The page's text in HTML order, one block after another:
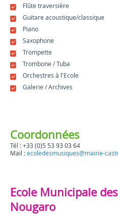
Flûte traversière
Guitare acoustique/classique
Piano
Saxophone
Trompette
Trombone / Tuba
Orchestres à l'Ecole
Galerie / Archives
Coordonnées
Tél : +33 (0)5 53 93 03 64
Mail : ecoledesmusiques@mairie-
Ecole Municipale
Nougaro